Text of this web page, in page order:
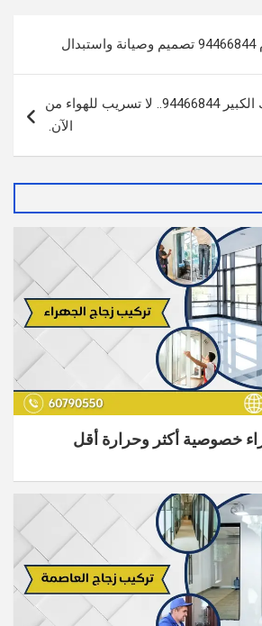
تركيب زجاج مبارك الكبير 94466844.. لا تسريب للهواء من
الآن.
خصوصية أكثر وحرارة أقل